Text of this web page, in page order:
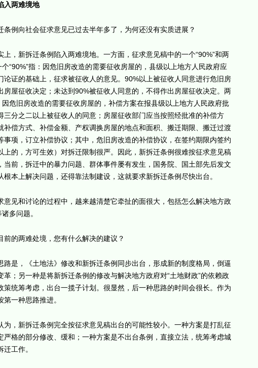
入两难境地
条例向社会征求意见已过去半年多了，为何还没有实质进展？
上，新拆迁条例陷入两难境地。一方面，征求意见稿中的一个“90%”和两
个“90%”指：因危旧房改造的需要征收房屋的，县级以上地方人民政府应
论证的基础上，征求被征收人的意见。90%以上被征收人同意进行危旧房
房屋征收决定；未达到90%被征收人同意的，不得作出房屋征收决定。两
因危旧房改造的需要征收房屋的，补偿方案在报县级以上地方人民政府批
三分之二以上被征收人的同意；房屋征收部门应当按照经批准的补偿方
补偿方式、补偿金额、产权调换房屋的地点和面积、搬迁期限、搬迁过渡
事项，订立补偿协议；其中，危旧房改造的补偿协议，在签约期限内签约
上的，方可生效）对拆迁限制很严。因此，新拆迁条例很难按征求意见稿
当前，拆迁中的暴力问题、群体事件屡有发生，国务院、国土部先后发文
根本上解决问题，还得靠法制建设，这就要求新拆迁条例尽快出台。
意见和讨论的过程中，越来越清楚它牵扯的面很大，包括怎么解决地方政
多问题。
前的两难处境，您有什么解决的建议？
路是，《土地法》修改和新拆迁条例同步出台，形成新的制度格局，倒逼
革；另一种是将新拆迁条例的修改与解决地方政府对“土地财政”的依赖政
策统筹考虑，出台一揽子计划。很显然，后一种思路的时间会很长。作为
一种思路推进。
为，新拆迁条例完全按征求意见稿出台的可能性较小。一种方案是打乱征
严格的部分修改、缓和；一种方案是不出台条例，直接立法，统筹考虑城
工作。